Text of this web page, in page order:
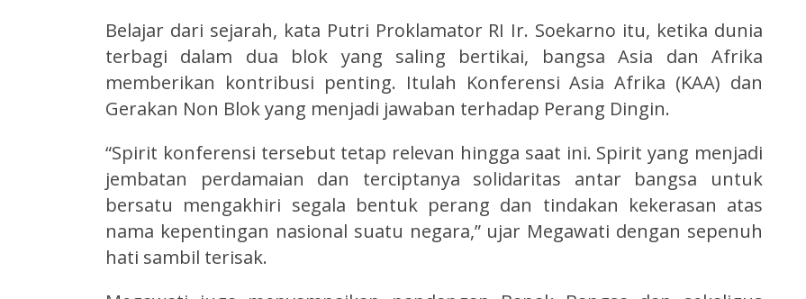
Belajar dari sejarah, kata Putri Proklamator RI Ir. Soekarno itu, ketika dunia
terbagi dalam dua blok yang saling bertikai, bangsa Asia dan Afrika
memberikan kontribusi penting. Itulah Konferensi Asia Afrika (KAA) dan
Gerakan Non Blok yang menjadi jawaban terhadap Perang Dingin.
“Spirit konferensi tersebut tetap relevan hingga saat ini. Spirit yang menjadi
jembatan perdamaian dan terciptanya solidaritas antar bangsa untuk
bersatu mengakhiri segala bentuk perang dan tindakan kekerasan atas
nama kepentingan nasional suatu negara,” ujar Megawati dengan sepenuh
hati sambil terisak.